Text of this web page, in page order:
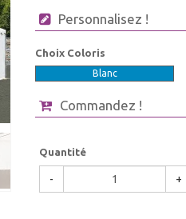
Personnalisez !
Choix Coloris
Blanc
Commandez !
Quantité
- +